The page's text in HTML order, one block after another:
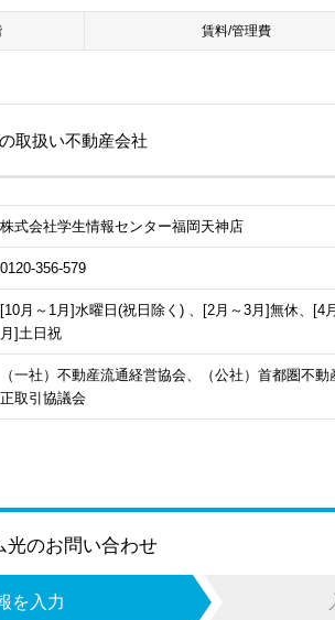
賃料/管理費
取扱い不動産会社
株式会社学生情報センター福岡天神店
0120-356-579
[10月～1月]水曜日(祝日除く) 、[2月～3月]無休、[4
月]土日祝
（一社）不動産流通経営協会、（公社）首都圏不動
正取引協議会
光のお問い合わせ
を入力